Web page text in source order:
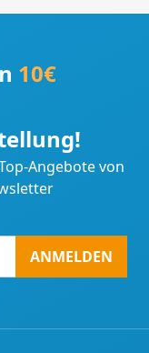
10€
Angebote von
ANMELDEN